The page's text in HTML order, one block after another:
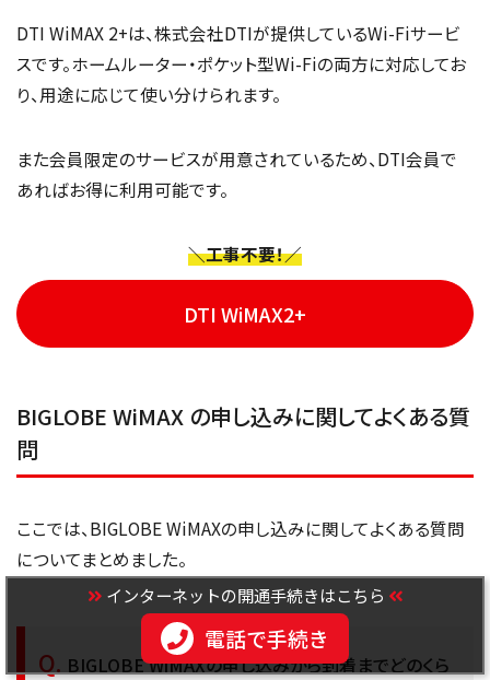
DTI WiMAX 2+は、株式会社DTIが提供しているWi-Fiサービ
スです。ホームルーター・ポケット型Wi-Fiの両方に対応してお
り、用途に応じて使い分けられます。
また会員限定のサービスが用意されているため、DTI会員で
あればお得に利用可能です。
＼工事不要！／
DTI WiMAX2+
BIGLOBE WiMAX の申し込みに関してよくある質
問
ここでは、BIGLOBE WiMAXの申し込みに関してよくある質問
についてまとめました。
BIGLOBE WiMAXの申し込みから到着までどのくら
インターネットの開通手続きはこちら
電話で手続き